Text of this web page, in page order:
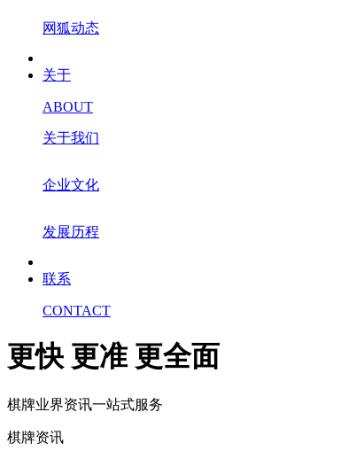
网狐动态
关于
ABOUT
关于我们
企业文化
发展历程
联系
CONTACT
更快 更准 更全面
棋牌业界资讯一站式服务
棋牌资讯